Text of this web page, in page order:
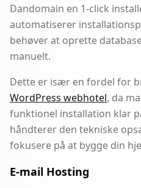
Dandomain en 1-click
automatiserer
behøver at oprette
manuelt.
Dette er især en fordel for
WordPress webhotel, da
funktionel installation klar
håndterer den tekniske
fokusere på at bygge din
E-mail Hosting